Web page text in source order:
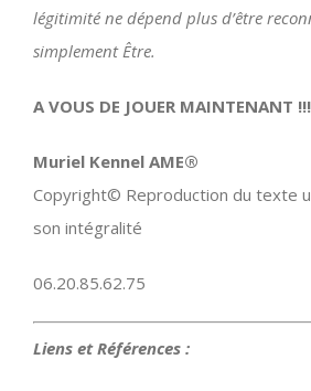
légitimité ne dépend plus d’être
simplement Être.
A VOUS DE JOUER MAINTENANT !!!
Muriel Kennel AME®
Copyright© Reproduction du texte
son intégralité
06.20.85.62.75
Liens et Références :